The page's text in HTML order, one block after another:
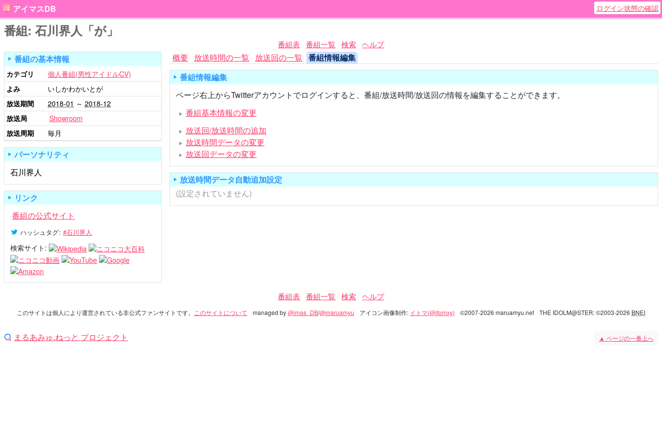
アイマスDB ログイン状態の確認
番組: 石川界人「が」
番組表 番組一覧 検索 ヘルプ
概要 放送時間の一覧 放送回の一覧 番組情報編集
番組情報編集
ページ右上からTwitterアカウントでログインすると、番組/放送時間/放送回の情報を編集することができます。
番組基本情報の変更
放送回/放送時間の追加
放送時間データの変更
放送回データの変更
放送時間データ自動追加設定
(設定されていません)
番組の基本情報
カテゴリ
個人番組(男性アイドルCV)
よみ
いしかわかいとが
放送期間
2018-01 ～ 2018-12
放送局
Showroom
放送周期
毎月
パーソナリティ
石川界人
リンク
番組の公式サイト
ハッシュタグ: #石川界人
検索サイト:
番組表 番組一覧 検索 ヘルプ
このサイトは個人により運営されている非公式ファンサイトです。 このサイトについて managed by@imas_DB/@maruamyu アイコン画像制作: イトマ(@itomxy) ©2007-2026 maruamyu.net THE IDOLM@STER: ©2003-2026 BNEI
まるあみゅ.ねっと プロジェクト ▲ ページの一番上へ